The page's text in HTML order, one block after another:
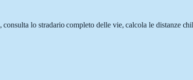
, consulta lo stradario completo delle vie, calcola le distanze